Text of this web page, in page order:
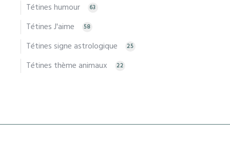
Tétines humour 63
Tétines J'aime 58
Tétines signe astrologique 25
Tétines thème animaux 22